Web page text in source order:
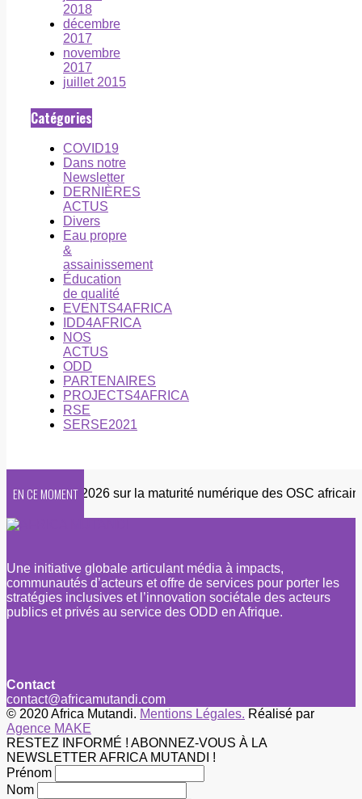
2018
décembre
2017
novembre
2017
juillet 2015
Catégories
COVID19
Dans notre
Newsletter
DERNIÈRES
ACTUS
Divers
Eau propre
&
assainissement
Éducation
de qualité
EVENTS4AFRICA
IDD4AFRICA
NOS
ACTUS
ODD
PARTENAIRES
PROJECTS4AFRICA
RSE
SERSE2021
EN CE MOMENT2026 sur la maturité numérique des OSC africaines
Une initiative globale articulant média à impacts,
communautés d’acteurs et offre de services pour porter les
stratégies inclusives et l’innovation sociétale des acteurs
publics et privés au service des ODD en Afrique.
Contact
contact@africamutandi.com
© 2020 Africa Mutandi. Mentions Légales. Réalisé par
Agence MAKE
RESTEZ INFORMÉ ! ABONNEZ-VOUS À LA
NEWSLETTER AFRICA MUTANDI !
Prénom
Nom